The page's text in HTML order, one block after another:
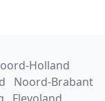
Holland
Noord-Brabant